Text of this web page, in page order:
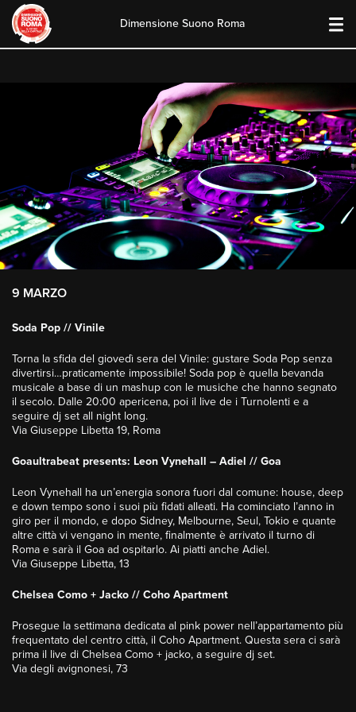
Dimensione Suono Roma
9 MARZO
Soda Pop // Vinile
Torna la sfida del giovedì sera del Vinile: gustare Soda Pop senza
divertirsi…praticamente impossibile! Soda pop è quella bevanda
musicale a base di un mashup con le musiche che hanno segnato
il secolo. Dalle 20:00 apericena, poi il live de i Turnolenti e a
seguire dj set all night long.
Via Giuseppe Libetta 19, Roma
Goaultrabeat presents: Leon Vynehall – Adiel // Goa
Leon Vynehall ha un’energia sonora fuori dal comune: house, deep
e down tempo sono i suoi più fidati alleati. Ha cominciato l’anno in
giro per il mondo, e dopo Sidney, Melbourne, Seul, Tokio e quante
altre città vi vengano in mente, finalmente è arrivato il turno di
Roma e sarà il Goa ad ospitarlo. Ai piatti anche Adiel.
Via Giuseppe Libetta, 13
Chelsea Como + Jacko // Coho Apartment
Prosegue la settimana dedicata al pink power nell’appartamento più
frequentato del centro città, il Coho Apartment. Questa sera ci sarà
prima il live di Chelsea Como + jacko, a seguire dj set.
Via degli avignonesi, 73